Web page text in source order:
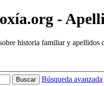
-
historia familiar y apellidos
Buscar Búsqueda avanzada